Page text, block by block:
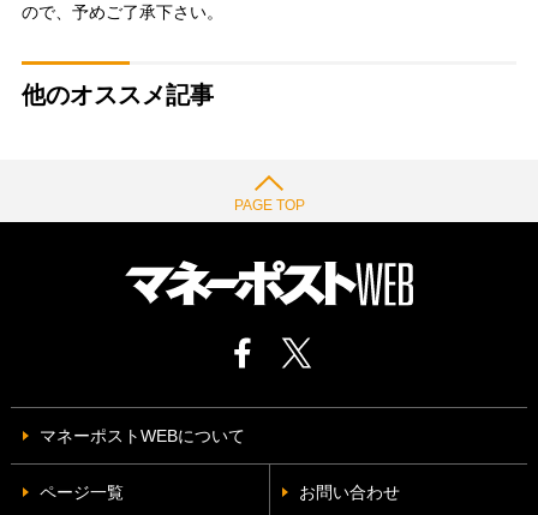
ので、予めご了承下さい。
他のオススメ記事
PAGE TOP
マネーポストWEBについて
ページ一覧 お問い合わせ